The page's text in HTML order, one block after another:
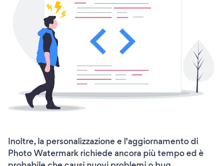
Inoltre, la personalizzazione e l'aggiornamento di
Photo Watermark richiede ancora più tempo ed è